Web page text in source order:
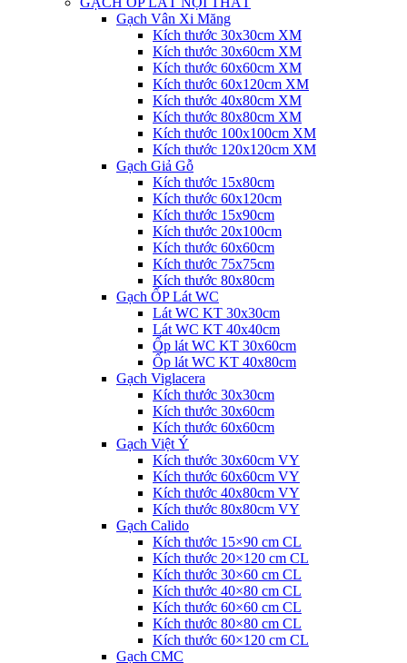
Gạch Vân Xi Măng
Kích thước 30x30cm XM
Kích thước 30x60cm XM
Kích thước 60x60cm XM
Kích thước 60x120cm XM
Kích thước 40x80cm XM
Kích thước 80x80cm XM
Kích thước 100x100cm XM
Kích thước 120x120cm XM
Gạch Giả Gỗ
Kích thước 15x80cm
Kích thước 60x120cm
Kích thước 15x90cm
Kích thước 20x100cm
Kích thước 60x60cm
Kích thước 75x75cm
Kích thước 80x80cm
Gạch ỐP Lát WC
Lát WC KT 30x30cm
Lát WC KT 40x40cm
Ốp lát WC KT 30x60cm
Ốp lát WC KT 40x80cm
Gạch Viglacera
Kích thước 30x30cm
Kích thước 30x60cm
Kích thước 60x60cm
Gạch Việt Ý
Kích thước 30x60cm VY
Kích thước 60x60cm VY
Kích thước 40x80cm VY
Kích thước 80x80cm VY
Gạch Calido
Kích thước 15×90 cm CL
Kích thước 20×120 cm CL
Kích thước 30×60 cm CL
Kích thước 40×80 cm CL
Kích thước 60×60 cm CL
Kích thước 80×80 cm CL
Kích thước 60×120 cm CL
Gạch CMC